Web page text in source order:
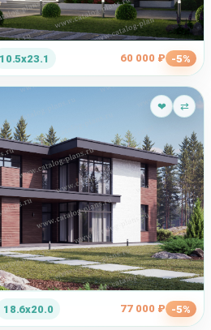
10.5x23.1 60 000 ₽ -5%
❤ ⇄
18.6x20.0 77 000 ₽ -5%